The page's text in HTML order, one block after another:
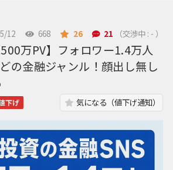
12
668 26 21 （交渉中 : - ）
万PV】フォロワー1.4万人
の金融ジャンル！顔出し無し
下げ 気になる（値下げ通知）